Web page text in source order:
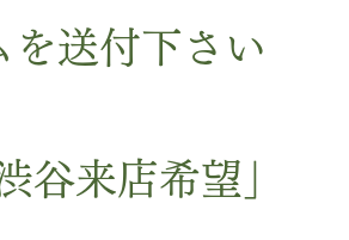
を送付下さい
谷来店希望」